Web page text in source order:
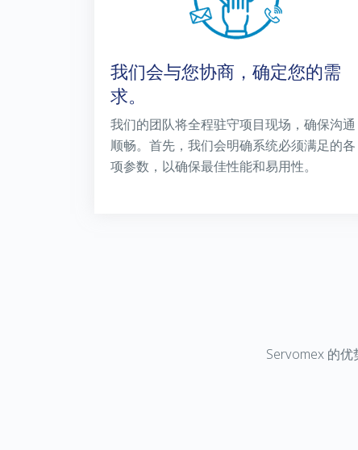
我们会与您协商，确定您的需
求。
我们的团队将全程驻守项目现场，确保沟通
顺畅。首先，我们会明确系统必须满足的各
项参数，以确保最佳性能和易用性。
Servomex 的优